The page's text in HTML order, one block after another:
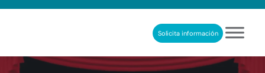
REHABILITACIÓN COGNITIVA PROFESIONALSolicita información